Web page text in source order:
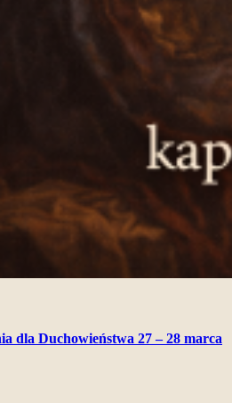
dla Duchowieństwa 27 – 28 marca